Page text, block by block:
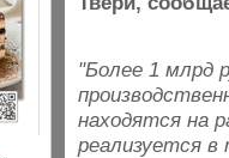
"Более 1 млрд
находятся на
реализуется в